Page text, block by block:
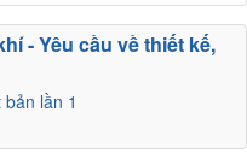
lần 1
- Yêu cầu về thiết kế,